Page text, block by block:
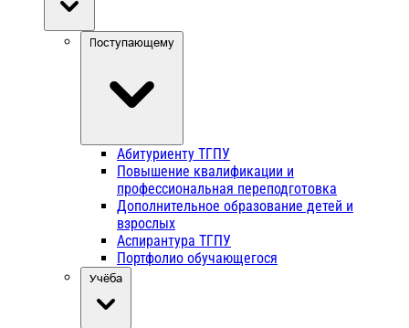
Поступающему
Абитуриенту ТГПУ
Повышение квалификации и
профессиональная переподготовка
Дополнительное образование детей и
взрослых
Аспирантура ТГПУ
Портфолио обучающегося
Учёба